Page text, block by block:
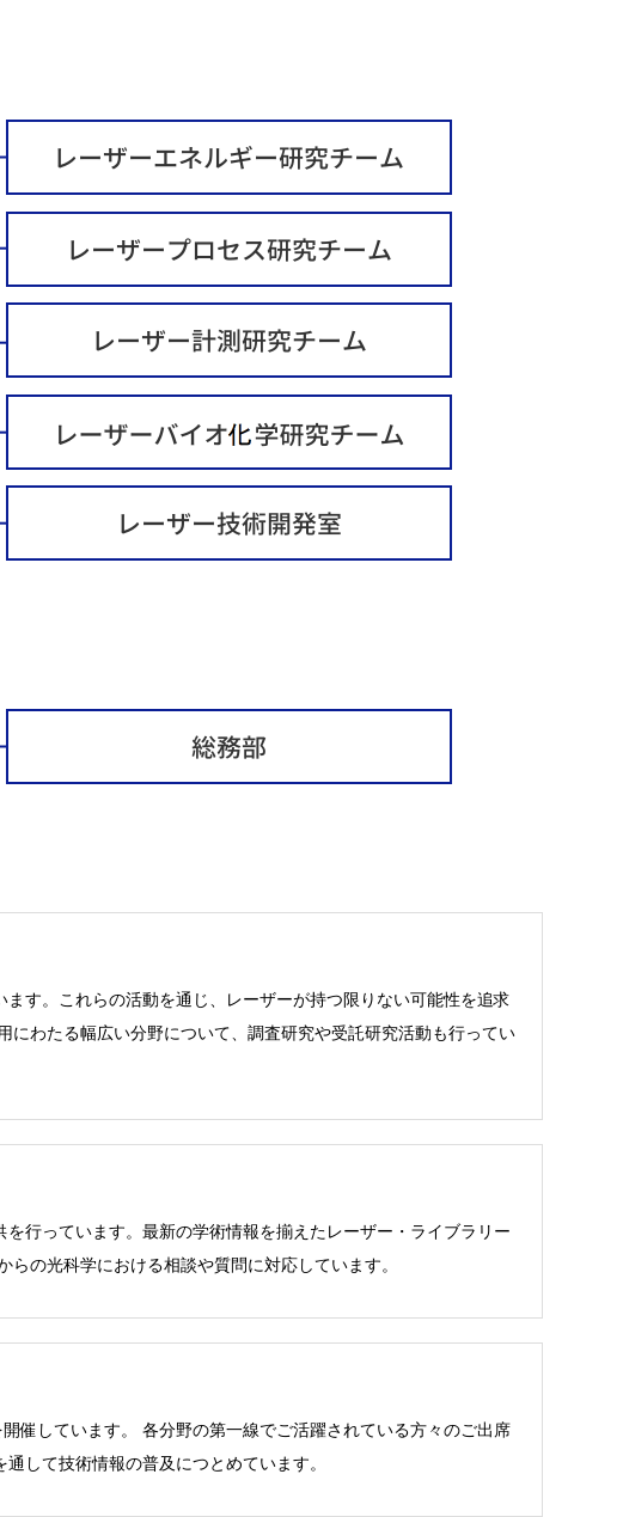
す。これらの活動を通じ、レーザーが持つ限りない可能性を追求
わたる幅広い分野について、調査研究や受託研究活動も行ってい
行っています。最新の学術情報を揃えたレーザー・ライブラリー
の光科学における相談や質問に対応しています。
催しています。 各分野の第一線でご活躍されている方々のご出席
して技術情報の普及につとめています。